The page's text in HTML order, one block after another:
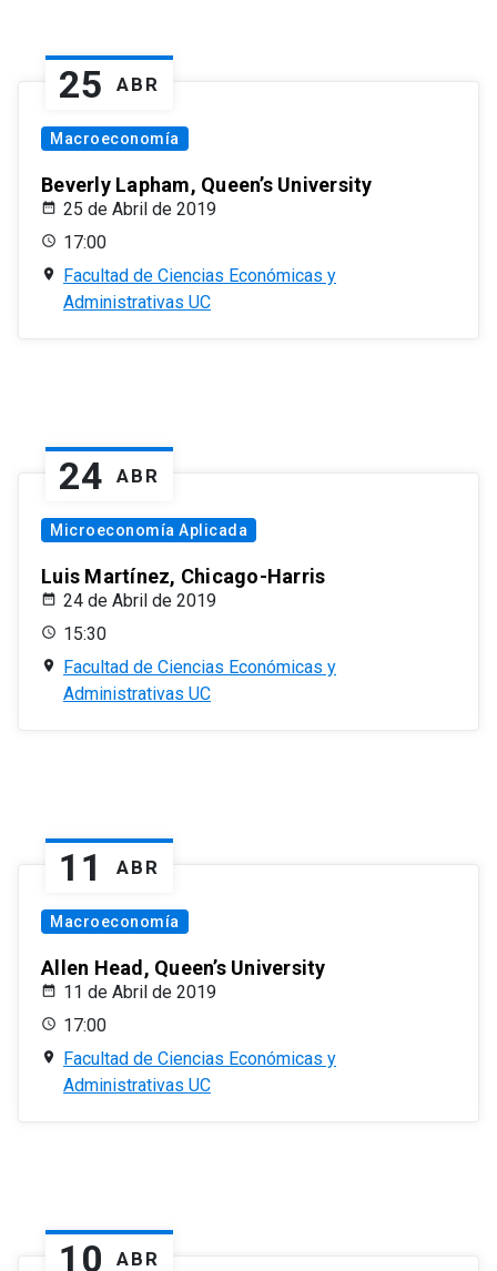
25 ABR
Macroeconomía
Beverly Lapham, Queen’s University
25 de Abril de 2019
17:00
Facultad de Ciencias Económicas y
Administrativas UC
24 ABR
Microeconomía Aplicada
Luis Martínez, Chicago-Harris
24 de Abril de 2019
15:30
Facultad de Ciencias Económicas y
Administrativas UC
11 ABR
Macroeconomía
Allen Head, Queen’s University
11 de Abril de 2019
17:00
Facultad de Ciencias Económicas y
Administrativas UC
10 ABR